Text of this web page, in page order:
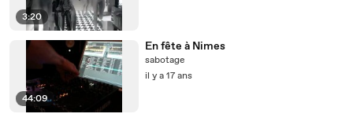
3:20
44:09
En fête à Nimes
sabotage
il y a 17 ans